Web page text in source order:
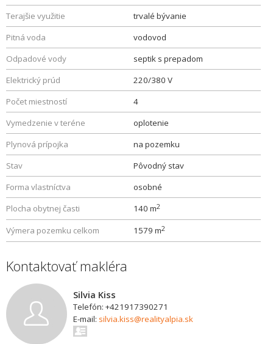
Terajšie využitie
trvalé bývanie
Pitná voda
vodovod
Odpadové vody
septik s prepadom
Elektrický prúd
220/380 V
Počet miestností
4
Vymedzenie v teréne
oplotenie
Plynová prípojka
na pozemku
Stav
Pôvodný stav
Forma vlastníctva
osobné
Plocha obytnej časti
140 m2
Výmera pozemku celkom 1579 m2
Kontaktovať makléra
Silvia Kiss
Telefón: +421917390271
E-mail: silvia.kiss@realityalpia.sk